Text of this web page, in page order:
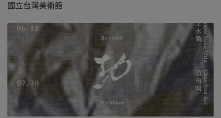
國立台灣美術館